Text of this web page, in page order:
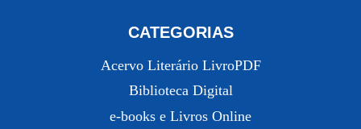
CATEGORIAS
Acervo Literário LivroPDF
Biblioteca Digital
e-books e Livros Online